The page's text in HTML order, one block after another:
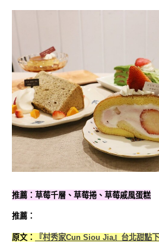
推薦：草莓千層、草莓捲、草莓戚風蛋糕
推薦：
原文：
『村秀家Cun Siou Jia』台北甜點